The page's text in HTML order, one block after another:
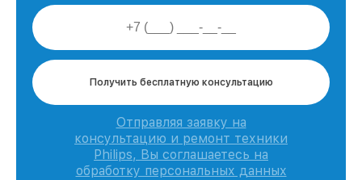
Получить бесплатную консультацию
Отправляя заявку на
консультацию и ремонт техники
Philips, Вы соглашаетесь на
обработку персональных данных